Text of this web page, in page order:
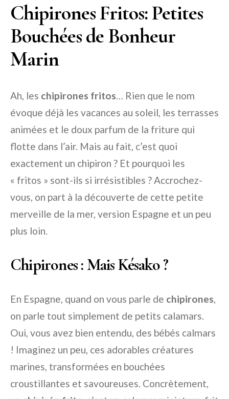
Chipirones Fritos: Petites
Bouchées de Bonheur
Marin
Ah, les chipirones fritos… Rien que le nom
évoque déjà les vacances au soleil, les terrasses
animées et le doux parfum de la friture qui
flotte dans l’air. Mais au fait, c’est quoi
exactement un chipiron ? Et pourquoi les
« fritos » sont-ils si irrésistibles ? Accrochez-
vous, on part à la découverte de cette petite
merveille de la mer, version Espagne et un peu
plus loin.
Chipirones : Mais Késako ?
En Espagne, quand on vous parle de chipirones,
on parle tout simplement de petits calamars.
Oui, vous avez bien entendu, des bébés calmars
! Imaginez un peu, ces adorables créatures
marines, transformées en bouchées
croustillantes et savoureuses. Concrètement,